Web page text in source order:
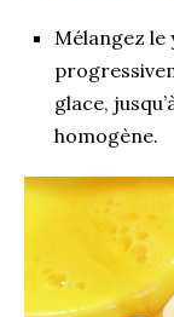
Mélangez le
glace,
homogène.